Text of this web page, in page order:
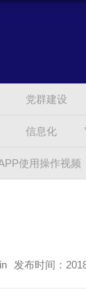
党群建设
信息化
使用操作视频
发布时间：